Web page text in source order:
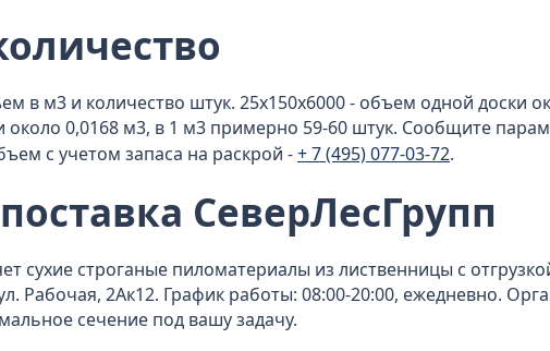
в м3 и количество штук. 25x150x6000 - объем одной доски
около 0,0168 м3, в 1 м3 примерно 59-60 штук. Сообщите
с учетом запаса на раскрой -+ 7 (495) 077-03-72.
СеверЛесГрупп
сухие строганые пиломатериалы из лиственницы с
Рабочая, 2Ак12. График работы: 08:00-20:00, ежедневно.
сечение под вашу задачу.